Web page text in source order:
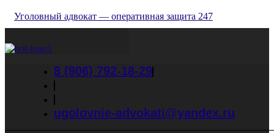
the
Уголовный адвокат — оперативная защита 247
8 (906) 792-18-29
ugolovnie-advokati@yandex.ru